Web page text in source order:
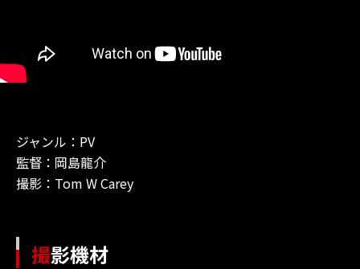
ジャンル：PV
監督：岡島龍介
撮影：Tom W Carey
撮影機材